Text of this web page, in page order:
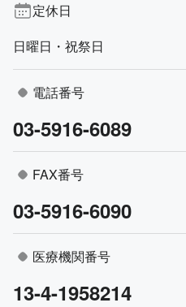
定休日
日曜日・祝祭日
電話番号
03-5916-6089
FAX番号
03-5916-6090
医療機関番号
13-4-1958214